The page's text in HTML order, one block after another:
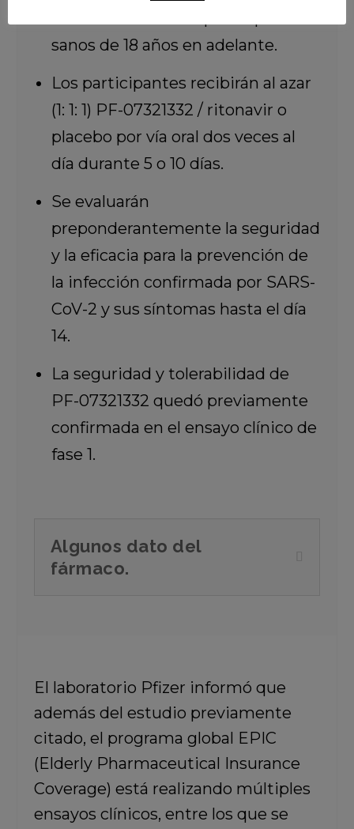
sanos de 18 años en adelante.
Los participantes recibirán al azar
(1: 1: 1) PF-07321332 / ritonavir o
placebo por vía oral dos veces al
día durante 5 o 10 días.
Se evaluarán
preponderantemente la seguridad
y la eficacia para la prevención de
la infección confirmada por SARS-
CoV-2 y sus síntomas hasta el día
14.
La seguridad y tolerabilidad de
PF-07321332 quedó previamente
confirmada en el ensayo clínico de
fase 1.
Algunos dato del
fármaco.
El laboratorio Pfizer informó que
además del estudio previamente
citado, el programa global EPIC
(Elderly Pharmaceutical Insurance
Coverage) está realizando múltiples
ensayos clínicos, entre los que se